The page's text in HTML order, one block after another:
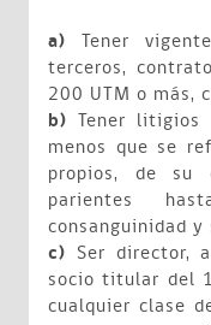
a) Tener
terceros,
200 UTM o más,
b) Tener litigios
menos que se
propios, de su
parientes
consanguinidad
c) Ser director,
socio titular del
cualquier clase